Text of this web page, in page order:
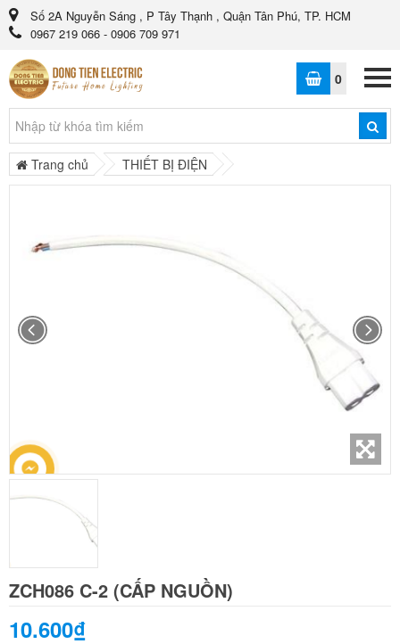
Số 2A Nguyễn Sáng , P Tây Thạnh , Quận Tân Phú, TP. HCM
0967 219 066 - 0906 709 971
0
Trang chủ THIẾT BỊ ĐIỆN
ZCH086 C-2 (CẤP NGUỒN)
10.600₫